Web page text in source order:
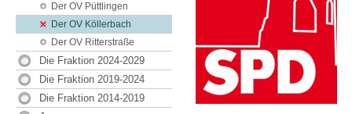
Der OV Püttlingen
Der OV Köllerbach
Der OV Ritterstraße
Die Fraktion 2024-2029
Die Fraktion 2019-2024
Die Fraktion 2014-2019